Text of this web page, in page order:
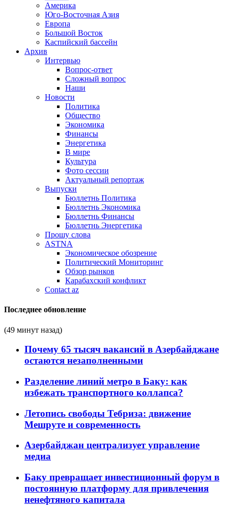
Америка
Юго-Восточная Азия
Европа
Большой Восток
Каспийский бассейн
Архив
Интервью
Вопрос-ответ
Сложный вопрос
Наши
Новости
Политика
Общество
Экономика
Финансы
Энергетика
В мире
Культура
Фото сессии
Актуальный репортаж
Выпуски
Бюллетнь Политика
Бюллетнь Экономика
Бюллетнь Финансы
Бюллетнь Энергетика
Прошу слова
ASTNA
Экономическое обозрение
Политический Мониторинг
Обзор рынков
Карабахский конфликт
Contact az
Последнее обновление
(49 минут назад)
Почему 65 тысяч вакансий в Азербайджане
остаются незаполненными
Разделение линий метро в Баку: как
избежать транспортного коллапса?
Летопись свободы Тебриза: движение
Мешруте и современность
Азербайджан централизует управление
медиа
Баку превращает инвестиционный форум в
постоянную платформу для привлечения
ненефтяного капитала